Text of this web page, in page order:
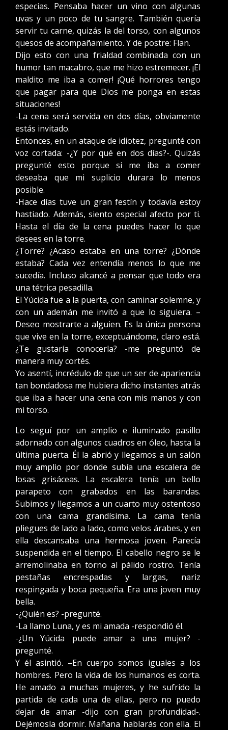
especias. Pensaba hacer un vino con algunas
uvas y un poco de tu sangre. También quería
servir tu carne, quizás la del torso, con algunos
quesos de acompañamiento. Y de postre: Flan.
Dijo esto con una frialdad combinada con un
humor tan macabro, que me hizo estremecer. ¡El
maldito me iba a comer! ¡Qué horrores tengo
que pagar para que Dios me ponga en estas
situaciones!
-La cena será servida en dos días, obviamente
estás invitado.
Entonces, en un ataque de idiotez, pregunté con
voz cortada: -¿Y por qué en dos días?-. Quizás
pregunté esto porque si me iba a comer
deseaba que mi suplicio durara lo menos
posible.
-Hace días tuve un gran festín y todavía estoy
hastiado. Además, siento especial afecto por ti.
Hasta el día de la cena puedes hacer lo que
desees en la torre.
¿Torre? ¿Acaso estaba en una torre? ¿Dónde
estaba? Cada vez entendía menos lo que me
sucedía. Incluso alcancé a pensar que todo era
una tétrica pesadilla.
El Yúcida fue a la puerta, con caminar solemne, y
con un ademán me invitó a que lo siguiera. –
Deseo mostrarte a alguien. Es la única persona
que vive en la torre, exceptuándome, claro está.
¿Te gustaría conocerla? -me preguntó de
manera muy cortés.
Yo asentí, incrédulo de que un ser de apariencia
tan bondadosa me hubiera dicho instantes atrás
que iba a hacer una cena con mis manos y con
mi torso.
Lo seguí por un amplio e iluminado pasillo
adornado con algunos cuadros en óleo, hasta la
última puerta. Él la abrió y llegamos a un salón
muy amplio por donde subía una escalera de
losas grisáceas. La escalera tenía un bello
parapeto con grabados en las barandas.
Subimos y llegamos a un cuarto muy ostentoso
con una cama grandísima. La cama tenía
pliegues de lado a lado, como velos árabes, y en
ella descansaba una hermosa joven. Parecía
suspendida en el tiempo. El cabello negro se le
arremolinaba en torno al pálido rostro. Tenía
pestañas encrespadas y largas, nariz
respingada y boca pequeña. Era una joven muy
bella.
-¿Quién es? -pregunté.
-La llamo Luna, y es mi amada -respondió él.
-¿Un Yúcida puede amar a una mujer? -
pregunté.
Y él asintió. –En cuerpo somos iguales a los
hombres. Pero la vida de los humanos es corta.
He amado a muchas mujeres, y he sufrido la
partida de cada una de ellas, pero no puedo
dejar de amar -dijo con gran profundidad-.
Dejémosla dormir. Mañana hablarás con ella. El